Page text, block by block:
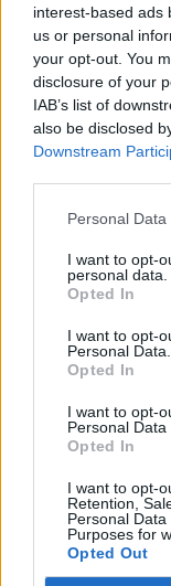
interest-based ads
us or personal
your opt-out. You
disclosure of your
IAB’s list of
also be disclosed
Downstream
Personal
I want to opt-
personal data.
Opted In
I want to opt-
Personal Data.
Opted In
I want to opt-
Personal Data
Opted In
I want to opt-
Retention,
Personal
Purposes for
Opted Out